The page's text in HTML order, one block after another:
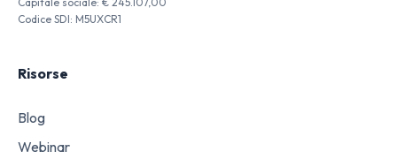
Codice SDI: M5UXCR1
Risorse
Blog
Webinar